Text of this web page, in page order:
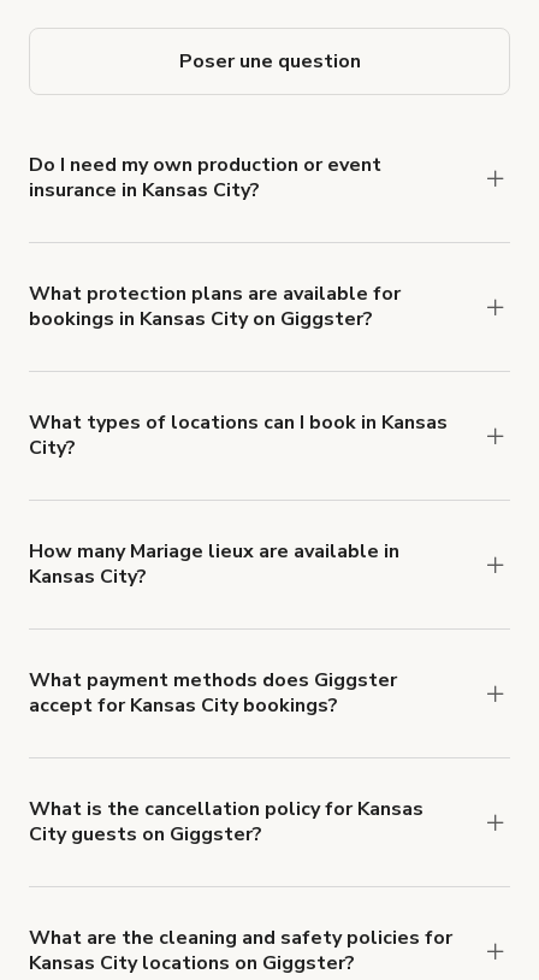
Poser une question
Do I need my own production or event
insurance in Kansas City?
insurance with liability coverage of no less than
$1,000,000.
What protection plans are available for
bookings in Kansas City on Giggster?
about Giggster's Damage Protection coverage.
What types of locations can I book in Kansas
City?
'Filters' to look for something specific.
How many Mariage lieux are available in
Kansas City?
What payment methods does Giggster
accept for Kansas City bookings?
What is the cancellation policy for Kansas
City guests on Giggster?
cancellation and refund policy
What are the cleaning and safety policies for
Kansas City locations on Giggster?